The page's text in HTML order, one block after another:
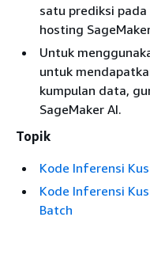
satu prediksi
hosting
Untuk
untuk
kumpulan data,
SageMaker AI.
Topik
Kode Inferensi
Kode Inferensi
Batch